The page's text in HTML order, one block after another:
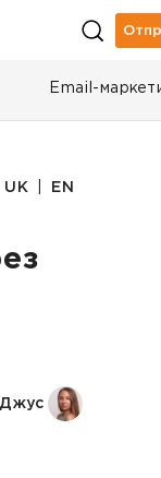
Email-
UK EN